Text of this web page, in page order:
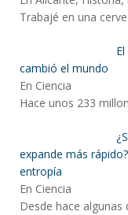
Trabajé en una
cambió el mundo
En Ciencia
Hace unos 233
expande más
entropía
En Ciencia
Desde hace algunas